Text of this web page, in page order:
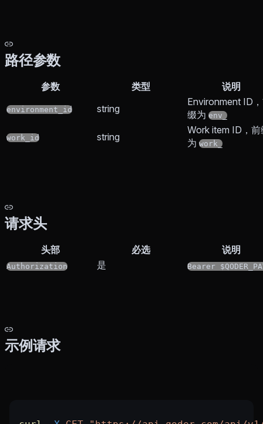
路径参数
参数 类型 说明
environment_id string
Environment ID
缀为 env_
work_id string
Work item ID，前
为 work_
请求头
头部 必选 说明
Authorization 是 Bearer
示例请求